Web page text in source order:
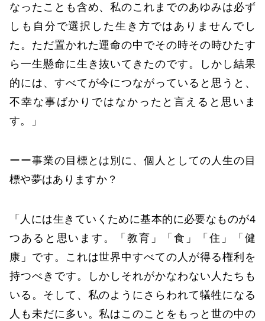
なったことも含め、私のこれまでのあゆみは必ず
しも自分で選択した生き方ではありませんでし
た。ただ置かれた運命の中でその時その時ひたす
ら一生懸命に生き抜いてきたのです。しかし結果
的には、すべてが今につながっていると思うと、
不幸な事ばかりではなかったと言えると思いま
す。」
ーー事業の目標とは別に、個人としての人生の目
標や夢はありますか？
「人には生きていくために基本的に必要なものが4
つあると思います。「教育」「食」「住」「健
康」です。これは世界中すべての人が得る権利を
持つべきです。しかしそれがかなわない人たちも
いる。そして、私のようにさらわれて犠牲になる
人も未だに多い。私はこのことをもっと世の中の